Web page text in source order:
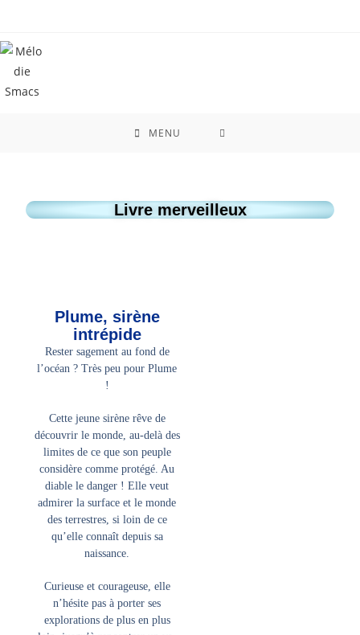
MENU
Livre merveilleux
Plume, sirène
intrépide
Rester sagement au fond de
l’océan ? Très peu pour Plume
!
Cette jeune sirène rêve de
découvrir le monde, au-delà des
limites de ce que son peuple
considère comme protégé. Au
diable le danger ! Elle veut
admirer la surface et le monde
des terrestres, si loin de ce
qu’elle connaît depuis sa
naissance.
Curieuse et courageuse, elle
n’hésite pas à porter ses
explorations de plus en plus